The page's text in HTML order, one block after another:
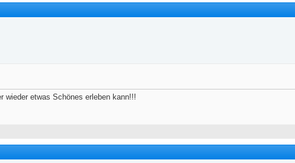
wieder etwas Schönes erleben kann!!!